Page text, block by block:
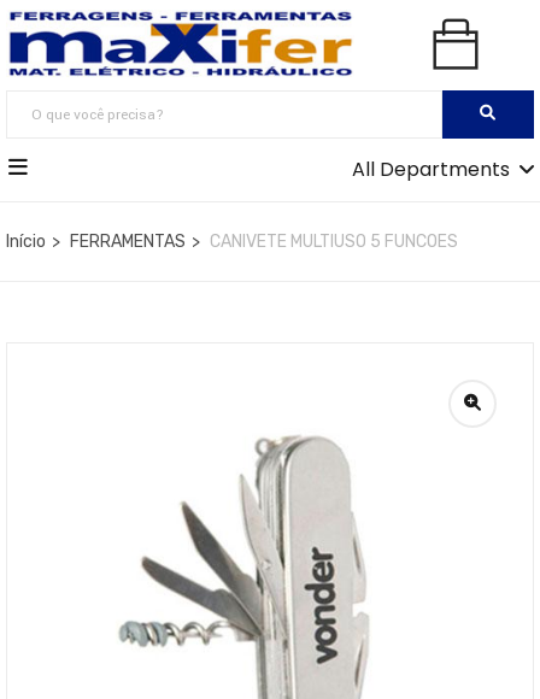
All Departments
Início FERRAMENTAS CANIVETE MULTIUSO 5 FUNCOES